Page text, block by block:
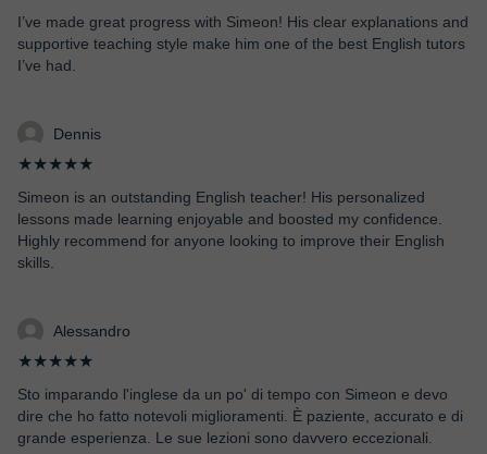
I’ve made great progress with Simeon! His clear explanations and
supportive teaching style make him one of the best English tutors
I’ve had.
Dennis
★★★★★
Simeon is an outstanding English teacher! His personalized
lessons made learning enjoyable and boosted my confidence.
Highly recommend for anyone looking to improve their English
skills.
Alessandro
★★★★★
Sto imparando l'inglese da un po' di tempo con Simeon e devo
dire che ho fatto notevoli miglioramenti. È paziente, accurato e di
grande esperienza. Le sue lezioni sono davvero eccezionali.